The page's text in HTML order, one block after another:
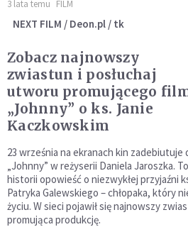
3 lata temu FILM
NEXT FILM / Deon.pl / tk
Zobacz najnowszy
zwiastun i posłuchaj
utworu promującego
„Johnny” o ks. Janie
Kaczkowskim
23 września na ekranach kin zadebiutuje
„Johnny” w reżyserii Daniela Jaroszka.
historii opowieść o niezwykłej przyjaźni
Patryka Galewskiego – chłopaka, który
życiu. W sieci pojawił się najnowszy
promująca produkcję.